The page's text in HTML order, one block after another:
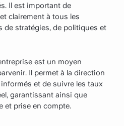
Il est important de
clairement à tous les
de stratégies, de politiques et
est un moyen
Il permet à la direction
et de suivre les taux
garantissant ainsi que
et prise en compte.